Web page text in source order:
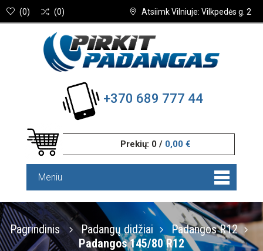
Atsiimk Vilniuje: Vilkpedės g. 2
(0) (0)
+370 689 777 44
Prekių: 0 / 0,00 €
Meniu
Pagrindinis Padangų didžiai
Padangos R12
Padangos 145/80 R12